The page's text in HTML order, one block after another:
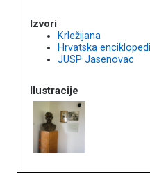
Izvori
Krležijana
Hrvatska
JUSP Jasenovac
Ilustracije